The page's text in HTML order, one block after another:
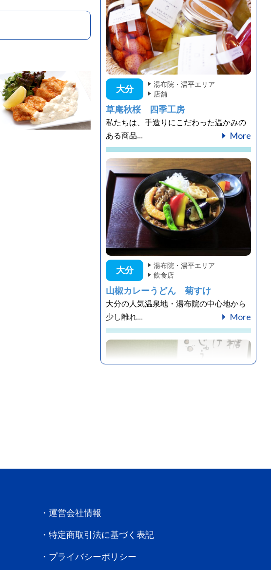
大分
湯布院・湯平エリア
店舗
草庵秋桜 四季工房
私たちは、手造りにこだわった温かみの
ある商品...
More
大分
湯布院・湯平エリア
飲食店
山椒カレーうどん 菊すけ
大分の人気温泉地・湯布院の中心地から
少し離れ...
More
運営会社情報
特定商取引法に基づく表記
プライバシーポリシー